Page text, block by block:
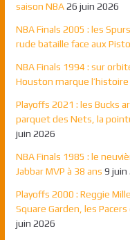
saison NBA 26 juin 2026
NBA Finals 2005 : les
rude bataille face aux
NBA Finals 1994 : sur
Houston marque l’histoire
Playoffs 2021 : les Bucks
parquet des Nets, la
juin 2026
NBA Finals 1985 : le
Jabbar MVP à 38 ans 9 juin
Playoffs 2000 : Reggie
Square Garden, les
juin 2026